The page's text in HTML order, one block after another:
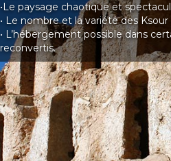
•Le paysage chaotique et
• Le nombre et la variété des
• L’hébergement possible dans
reconvertis.